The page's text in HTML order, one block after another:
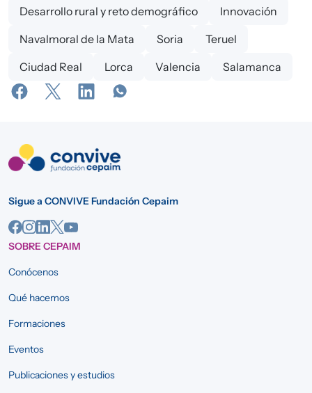
Desarrollo rural y reto demográfico
Innovación
Navalmoral de la Mata
Soria
Teruel
Ciudad Real
Lorca Valencia Salamanca
Sigue a CONVIVE Fundación Cepaim
SOBRE CEPAIM
Conócenos
Qué hacemos
Formaciones
Eventos
Publicaciones y estudios